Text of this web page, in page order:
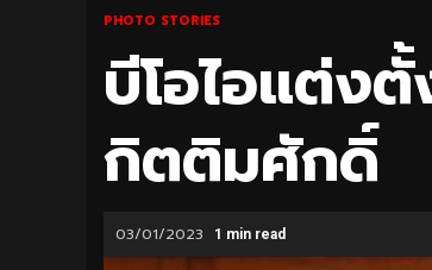
PHOTO STORIES
บีโอไอแต่ง
กิตติมศักดิ์
03/01/2023 1 min read